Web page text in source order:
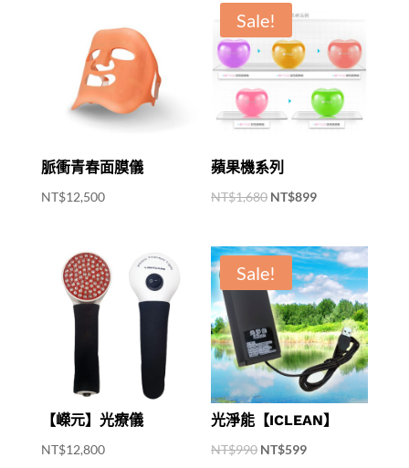
脈衝青春面膜儀
NT$12,500
Sale!
蘋果機系列
NT$1,680 Original
was:
NT$1,680.
NT$899Current
is:
NT$899.
【嶸元】光療儀
NT$12,800
Sale!
光淨能【ICLEAN】
NT$990 Original
NT$599Current